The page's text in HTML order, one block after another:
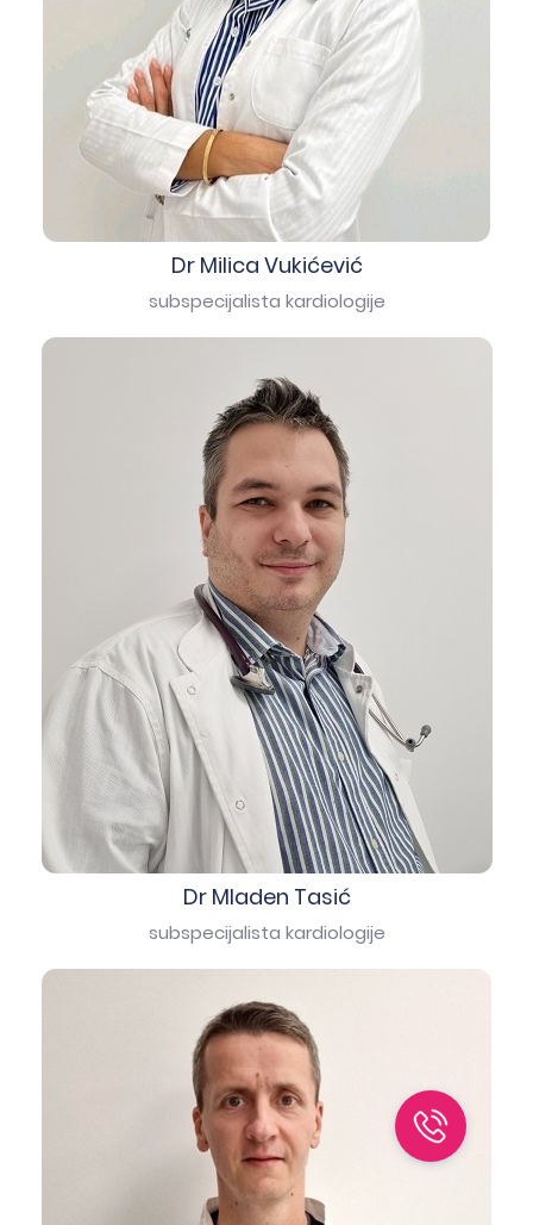
Dr Milica Vukićević
subspecijalista kardiologije
Dr Mladen Tasić
subspecijalista kardiologije